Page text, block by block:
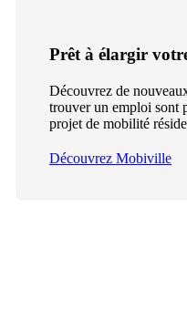
Prêt à élargir
Découvrez de
trouver un emploi sont
projet de mobilité
Découvrez Mobiville